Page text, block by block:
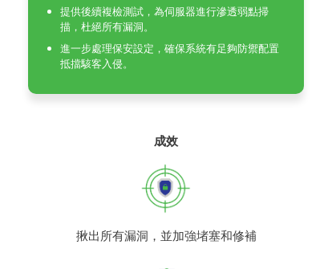
提供後續複檢測試，為伺服器進行滲透弱點掃
描，杜絕所有漏洞。
進一步處理保安設定，確保系統有足夠防禦配置
抵擋駭客入侵。
成效
揪出所有漏洞，並加強堵塞和修補